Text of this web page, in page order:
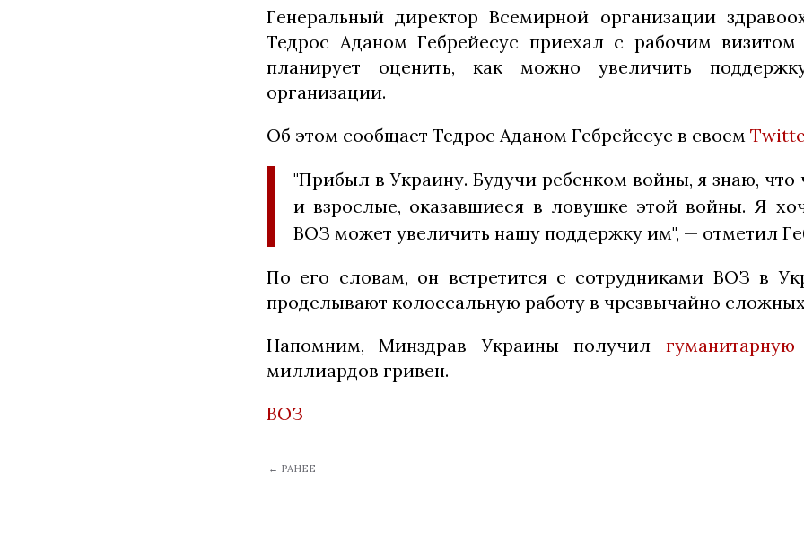
Генеральный директор Всемирной организации
Тедрос Аданом Гебрейесус приехал с рабочим
планирует оценить, как можно увеличить
организации.
Об этом сообщает Тедрос Аданом Гебрейесус в своем
"Прибыл в Украину. Будучи ребенком войны, я знаю, что
и взрослые, оказавшиеся в ловушке этой войны. Я
ВОЗ может увеличить нашу поддержку им", — отметил
По его словам, он встретится с сотрудниками ВОЗ в
проделывают колоссальную работу в чрезвычайно
Напомним, Минздрав Украины получил
миллиардов гривен.
ВОЗ
← РАНЕЕ